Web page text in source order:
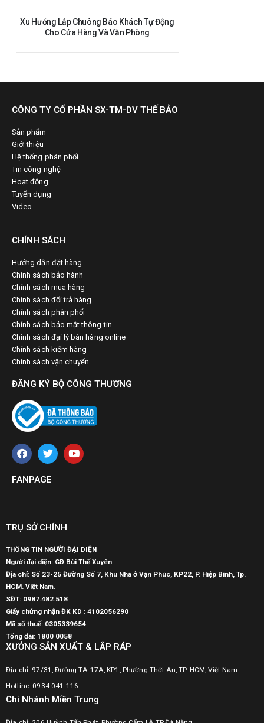
Xu Hướng Lắp Chuông Báo Khách Tự Động
Cho Cửa Hàng Và Văn Phòng
CÔNG TY CỔ PHẦN SX-TM-DV THẾ BẢO
Sản phẩm
Giới thiệu
Hệ thống phân phối
Tin công nghệ
Hoạt động
Tuyển dụng
Video
CHÍNH SÁCH
Hướng dẫn đặt hàng
Chính sách bảo hành
Chính sách mua hàng
Chính sách đổi trả hàng
Chính sách phân phối
Chính sách bảo mật thông tin
Chính sách đại lý bán hàng online
Chính sách kiểm hàng
Chính sách vận chuyển
ĐĂNG KÝ BỘ CÔNG THƯƠNG
FANPAGE
TRỤ SỞ CHÍNH
THÔNG TIN NGƯỜI ĐẠI DIỆN
Người đại diện: GĐ Bùi Thế Xuyên
Địa chỉ: Số 23-25 Đường Số 7, Khu Nhà ở Vạn Phúc, KP22, P. Hiệp Bình, Tp.
HCM. Việt Nam.
SĐT: 0987.482.518
Giấy chứng nhận ĐK KD : 4102056290
Mã số thuế: 0305339654
Tổng đài: 1800 0058
XƯỞNG SẢN XUẤT & LẮP RÁP
Địa chỉ: 97/31, Đường TA 17A, KP1, Phường Thới An, TP. HCM, Việt Nam.
Hotline: 0934 041 116
Chi Nhánh Miền Trung